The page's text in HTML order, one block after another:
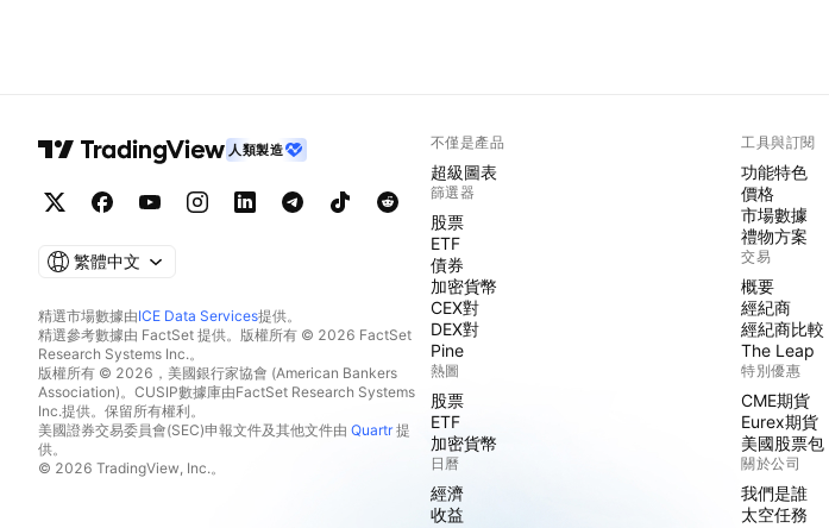
人類製造
繁體中文
精選市場數據由ICE Data Services提供。
精選參考數據由 FactSet 提供。版權所有 © 2026 FactSet
Research Systems Inc.。
版權所有 © 2026，美國銀行家協會 (American Bankers
Association)。CUSIP數據庫由FactSet Research Systems
Inc.提供。保留所有權利。
美國證券交易委員會(SEC)申報文件及其他文件由 Quartr提
供。
© 2026 TradingView, Inc.。
不僅是產品
超級圖表
篩選器
股票
ETF
債券
加密貨幣
CEX對
DEX對
Pine
熱圖
股票
ETF
加密貨幣
日曆
經濟
收益
工具與訂閱
功能特色
價格
市場數據
禮物方案
交易
概要
經紀商
經紀商比較
The Leap
特別優惠
CME期貨
Eurex期貨
美國股票包
關於公司
我們是誰
太空任務